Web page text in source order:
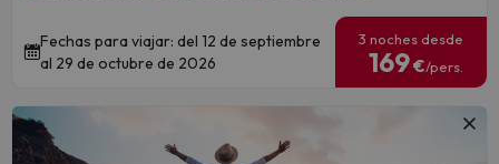
Fechas para viajar: del 12 de septiembre
al 29 de octubre de 2026
3 noches desde
169€/pers.